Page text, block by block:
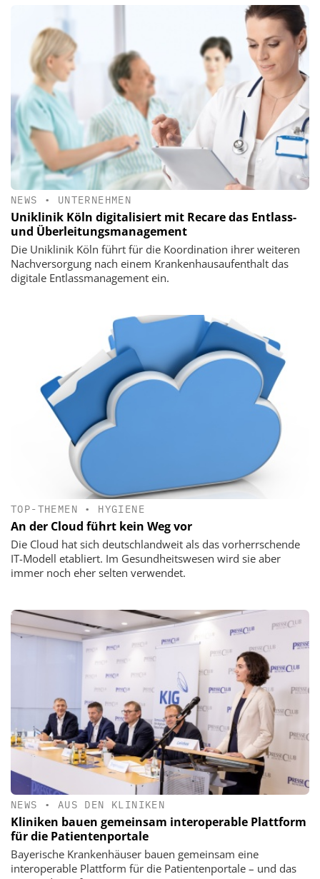
NEWS • UNTERNEHMEN
Uniklinik Köln digitalisiert mit Recare das Entlass-
und Überleitungsmanagement
Die Uniklinik Köln führt für die Koordination ihrer weiteren
Nachversorgung nach einem Krankenhausaufenthalt das
digitale Entlassmanagement ein.
TOP-THEMEN • HYGIENE
An der Cloud führt kein Weg vor
Die Cloud hat sich deutschlandweit als das vorherrschende
IT-Modell etabliert. Im Gesundheitswesen wird sie aber
immer noch eher selten verwendet.
NEWS • AUS DEN KLINIKEN
Kliniken bauen gemeinsam interoperable Plattform
für die Patientenportale
Bayerische Krankenhäuser bauen gemeinsam eine
interoperable Plattform für die Patientenportale – und das